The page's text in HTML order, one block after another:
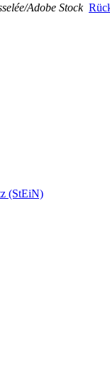
Adobe Stock
(StEiN)